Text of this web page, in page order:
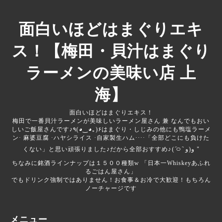
面白いほどはまぐりエキ
ス！【梅田・貝汁はまぐり
ラーメンの美味い店 上
海】
面白いほどはまぐりエキス！
梅田で一番貝汁ラーメンが美味しいラーメン屋さん 兼 なんでもおい
しいご飯屋さんです♪‎‎‎‎٩(◕‿◕｡)۶はまぐり・しじみの他にも鴨塩ラーメ
ン· 麻婆豆腐 ·ハヤシライス ·自家製生ハム····「全部どこにも負けた
くない」と思い頑張りました♪だから全部おすすめ♪‎⁦( ᷇࿀ ᷆ و(و "
ちなみに銘酒ラインナップは１５００種類‪w 「日本一Whiskeyあふれ
るごはん屋さん」
でもドリンク強制ではありません！お食事＆お冷で大歓迎！もちろん
ノーチャージです
メニュー